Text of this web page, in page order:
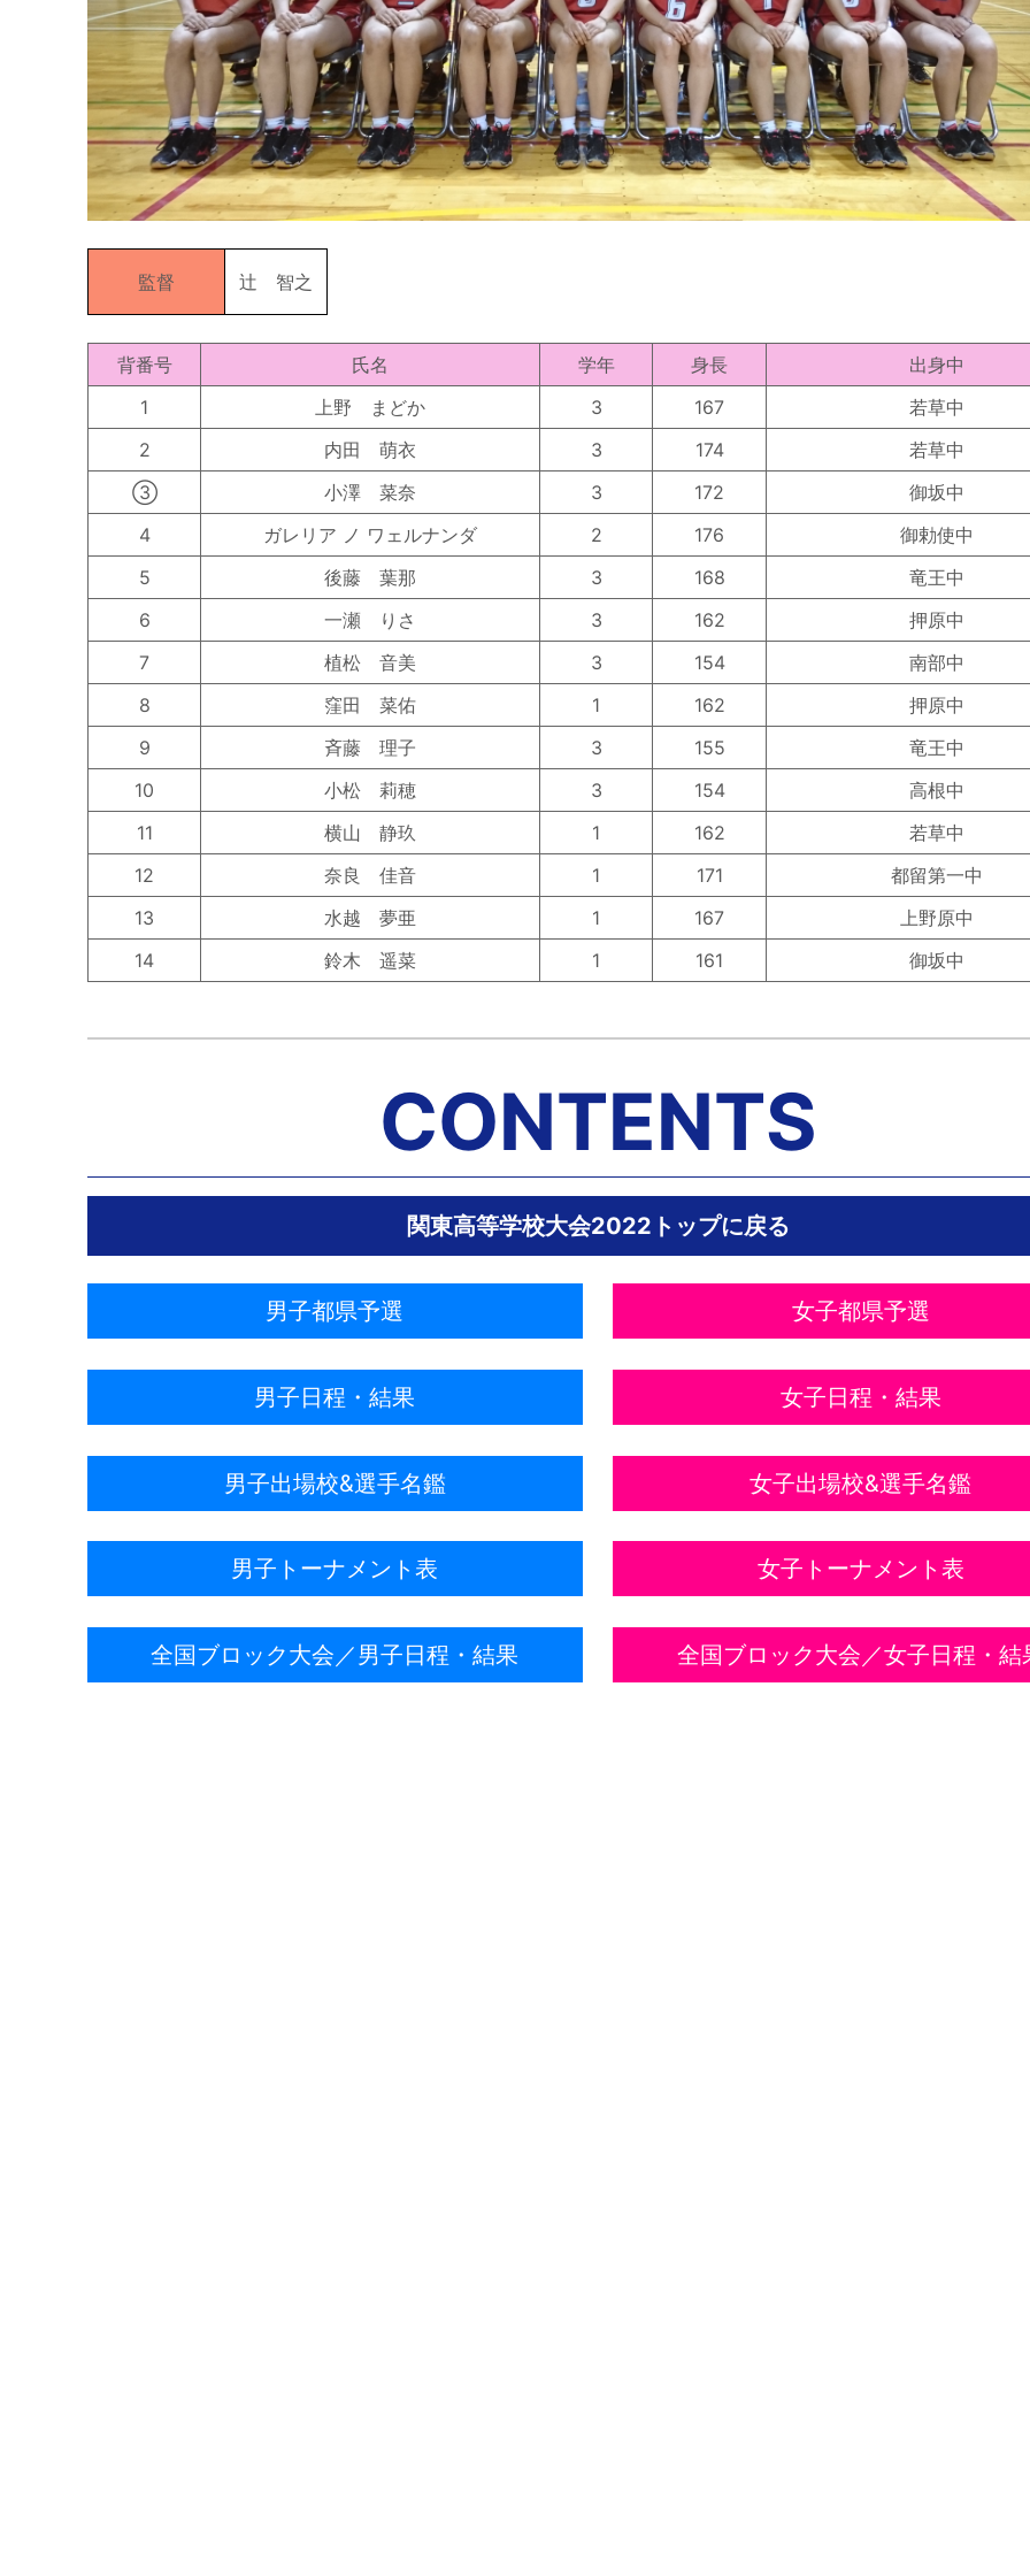
監督 辻 智之
背番号 氏名 学年 身長
出身中
1
上野 まどか 3 167
若草中
2
内田 萌衣 3 174
若草中
③
小澤 菜奈 3 172
御坂中
4
ガレリア ノ ワェルナンダ 2 176
御勅使中
5
後藤 葉那 3 168
竜王中
6
一瀬 りさ 3 162
押原中
7
植松 音美 3 154
南部中
8
窪田 菜佑 1 162
押原中
9
斉藤 理子 3 155
竜王中
10
小松 莉穂 3 154
高根中
11
横山 静玖 1 162
若草中
12
奈良 佳音 1 171
都留第一中
13
水越 夢亜 1 167
上野原中
14
鈴木 遥菜 1 161 御坂中
CONTENTS
関東高等学校大会2022トップに戻る
男子都県予選 女子都県予選
男子日程・結果 女子日程・結果
男子出場校&選手名鑑 女子出場校&選手名鑑
男子トーナメント表 女子トーナメント表
全国ブロック大会／男子日程・結果 全国ブロック大会／女子日程・結